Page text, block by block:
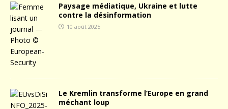
Paysage médiatique, Ukraine et lutte
contre la désinformation
10 août 2025
Le Kremlin transforme l’Europe en grand
méchant loup